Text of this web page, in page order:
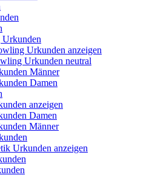
Urkunden anzeigen
Urkunden neutral
Männer
Damen
anzeigen
Damen
Männer
Urkunden anzeigen